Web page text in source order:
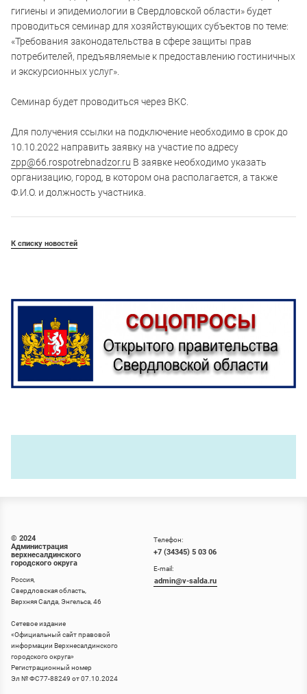
гигиены и эпидемиологии в Свердловской области» будет
проводиться семинар для хозяйствующих субъектов по теме:
«Требования законодательства в сфере защиты прав
потребителей, предъявляемые к предоставлению гостиничных
и экскурсионных услуг».
Семинар будет проводиться через ВКС.
Для получения ссылки на подключение необходимо в срок до
10.10.2022 направить заявку на участие по адресу
zpp@66.rospotrebnadzor.ru В заявке необходимо указать
организацию, город, в котором она располагается, а также
Ф.И.О. и должность участника.
К списку новостей
© 2024
Администрация
верхнесалдинского
городского округа
Россия,
Свердловская область,
Верхняя Салда, Энгельса, 46
Сетевое издание
«Официальный сайт правовой
информации Верхнесалдинского
городского округа»
Регистрационный номер
Эл № ФС77-88249 от 07.10.2024
Телефон:
+7 (34345) 5 03 06
E-mail:
admin@v-salda.ru